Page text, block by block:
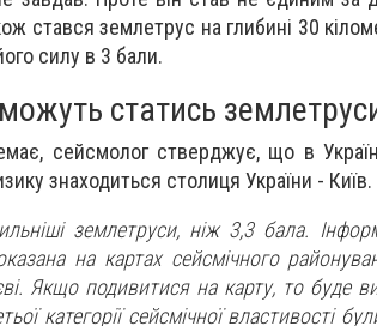
стався землетрус на глибині 30
силу в 3 бали.
статись
сейсмолог стверджує, що в
знаходиться столиця України - Київ.
землетруси, ніж 3,3 бала.
на картах сейсмічного
Якщо подивитися на карту, то буде
категорії сейсмічної властивості